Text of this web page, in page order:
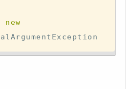
new